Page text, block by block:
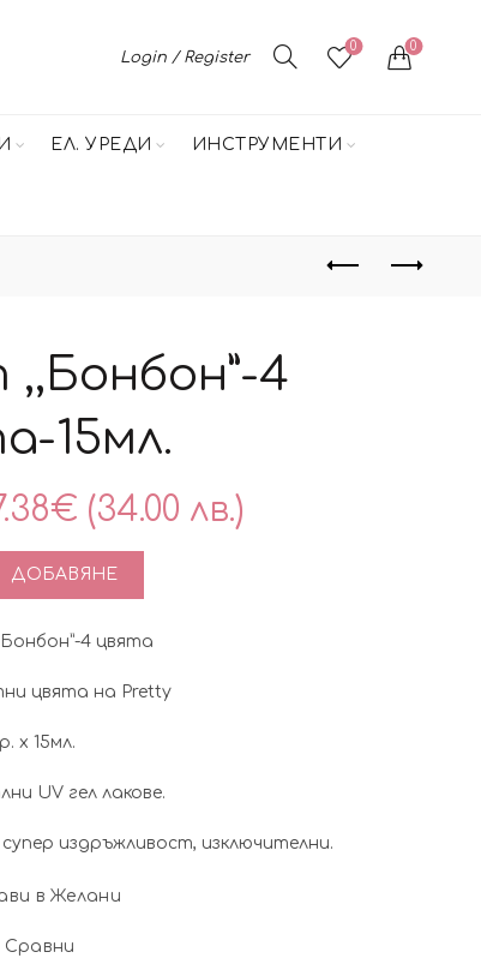
Login / Register
0 0
ЕЛ. УРЕДИ ИНСТРУМЕНТИ
4
15мл.
€ (34.00 лв.)
за Pretty сет ,,Бонбон"-4 цвята-15мл.
ДОБАВЯНЕ
4 цвята
цвята на Pretty
х 15мл.
UV гел лаковe.
издръжливост, изключителни.
в Желани
Сравни